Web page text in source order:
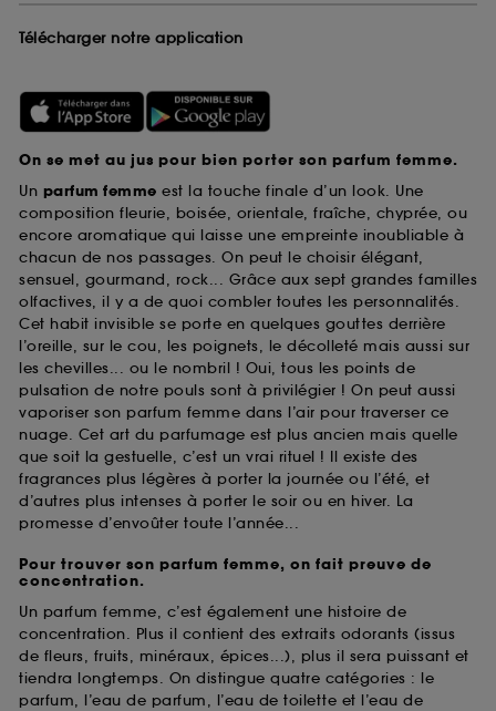
Télécharger notre application
On se met au jus pour bien porter son parfum femme.
Un parfum femme est la touche finale d’un look. Une
composition fleurie, boisée, orientale, fraîche, chyprée, ou
encore aromatique qui laisse une empreinte inoubliable à
chacun de nos passages. On peut le choisir élégant,
sensuel, gourmand, rock... Grâce aux sept grandes familles
olfactives, il y a de quoi combler toutes les personnalités.
Cet habit invisible se porte en quelques gouttes derrière
l’oreille, sur le cou, les poignets, le décolleté mais aussi sur
les chevilles... ou le nombril ! Oui, tous les points de
pulsation de notre pouls sont à privilégier ! On peut aussi
vaporiser son parfum femme dans l’air pour traverser ce
nuage. Cet art du parfumage est plus ancien mais quelle
que soit la gestuelle, c’est un vrai rituel ! Il existe des
fragrances plus légères à porter la journée ou l’été, et
d’autres plus intenses à porter le soir ou en hiver. La
promesse d’envoûter toute l’année...
Pour trouver son parfum femme, on fait preuve de
concentration.
Un parfum femme, c’est également une histoire de
concentration. Plus il contient des extraits odorants (issus
de fleurs, fruits, minéraux, épices...), plus il sera puissant et
tiendra longtemps. On distingue quatre catégories : le
parfum, l’eau de parfum, l’eau de toilette et l’eau de